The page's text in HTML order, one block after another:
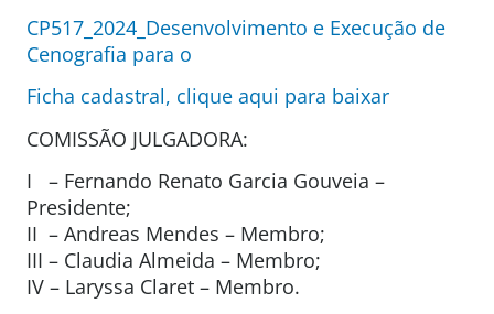
CP517_2024_Desenvolvimento e Execução de
Cenografia para o
Ficha cadastral, clique aqui para baixar
COMISSÃO JULGADORA:
I – Fernando Renato Garcia Gouveia –
Presidente;
II – Andreas Mendes – Membro;
III – Claudia Almeida – Membro;
IV – Laryssa Claret – Membro.